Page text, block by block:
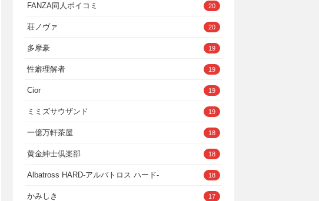
FANZA同人ボイコミ 20
荘ノヴァ 20
多摩豪 19
性癖理解者 19
Cior 19
ミミズサウザンド 19
一億万軒茶屋 18
黄金紳士倶楽部 18
Albatross HARD‐アルバトロス ハード‐ 18
かみしき 17